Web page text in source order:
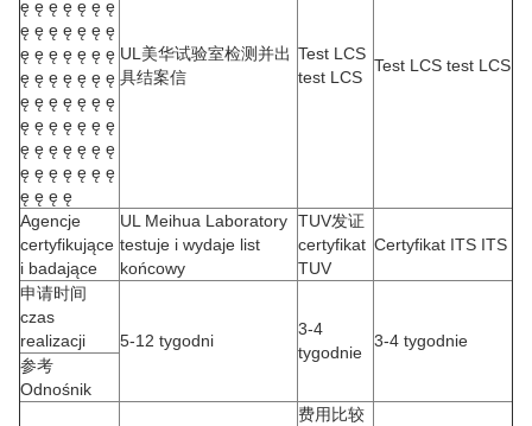
ę ę ę ę ę ę ę
ę ę ę ę ę ę ę
ę ę ę ę ę ę ę
ę ę ę ę ę ę ę
ę ę ę ę ę ę ę
ę ę ę ę ę ę ę
ę ę ę ę ę ę ę
ę ę ę ę ę ę ę
ę ę ę ę
UL美华试验室检测并出
具结案信
Test LCS
test LCS
Test LCS test LCS
Agencje
certyfikujące
i badające
UL Meihua Laboratory
testuje i wydaje list
końcowy
TUV发证
certyfikat
TUV
Certyfikat ITS ITS
申请时间
czas
realizacji
5-12 tygodni
3-4
tygodnie
3-4 tygodnie
参考
Odnośnik
费用比较